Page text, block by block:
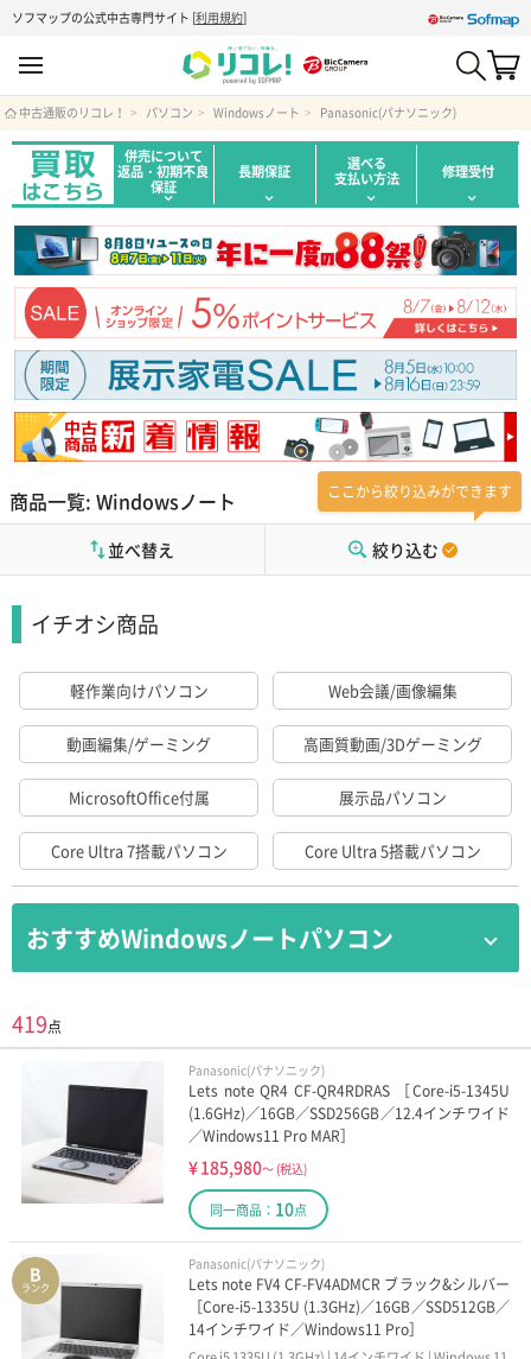
ソフマップの公式中古専門サイト [利用規約]
中古通販のリコレ！ パソコン Windowsノート Panasonic(パナソニック)
併売について
返品・初期不良
保証
長期保証 選べる
支払い方法 修理受付
商品一覧: Windowsノート ここから絞り込みができます
絞り込む
並べ替え
イチオシ商品
軽作業向けパソコン Web会議/画像編集
動画編集/ゲーミング 高画質動画/3Dゲーミング
MicrosoftOffice付属 展示品パソコン
Core Ultra 7搭載パソコン Core Ultra 5搭載パソコン
おすすめWindowsノートパソコン
リ8GB以上/液晶15.4インチ未満※Office付属は除
く
NEC dynabook
Panasonic Surface
CPU世代で選ぶ
419点
Panasonic(パナソニック)
Lets note QR4 CF-QR4RDRAS ［Core-i5-1345U
(1.6GHz)／16GB／SSD256GB／12.4インチワイド
／Windows11 Pro MAR］
¥185,980～ (税込)
同一商品： 10点
B
ランク
Panasonic(パナソニック)
Lets note FV4 CF-FV4ADMCR ブラック&シルバー
［Core-i5-1335U (1.3GHz)／16GB／SSD512GB／
14インチワイド／Windows11 Pro］